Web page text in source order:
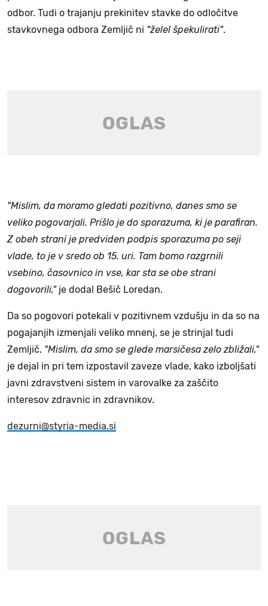
odbor. Tudi o trajanju prekinitev stavke do odločitve
stavkovnega odbora Zemljič ni "želel špekulirati".
"Mislim, da moramo gledati pozitivno, danes smo se
veliko pogovarjali. Prišlo je do sporazuma, ki je parafiran.
Z obeh strani je predviden podpis sporazuma po seji
vlade, to je v sredo ob 15. uri. Tam bomo razgrnili
vsebino, časovnico in vse, kar sta se obe strani
dogovorili,"je dodal Bešič Loredan.
Da so pogovori potekali v pozitivnem vzdušju in da so na
pogajanjih izmenjali veliko mnenj, se je strinjal tudi
Zemljič. "Mislim, da smo se glede marsičesa zelo zbližali,"
je dejal in pri tem izpostavil zaveze vlade, kako izboljšati
javni zdravstveni sistem in varovalke za zaščito
interesov zdravnic in zdravnikov.
dezurni@styria-media.si